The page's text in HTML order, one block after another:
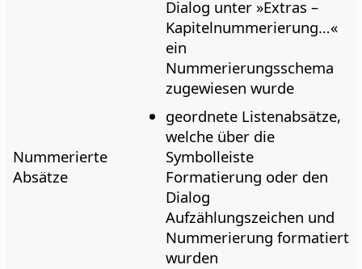
Nummerierte
Absätze
Dialog unter »Extras –
Kapitelnummerierung…«
ein
Nummerierungsschema
zugewiesen wurde
geordnete Listenabsätze,
welche über die
Symbolleiste
Formatierung oder den
Dialog
Aufzählungszeichen und
Nummerierung formatiert
wurden